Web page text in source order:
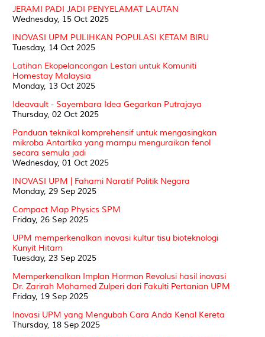
JERAMI PADI JADI PENYELAMAT LAUTAN
Wednesday, 15 Oct 2025
INOVASI UPM PULIHKAN POPULASI KETAM BIRU
Tuesday, 14 Oct 2025
Latihan Ekopelancongan Lestari untuk Komuniti
Homestay Malaysia
Monday, 13 Oct 2025
Ideavault - Sayembara Idea Gegarkan Putrajaya
Thursday, 02 Oct 2025
Panduan teknikal komprehensif untuk mengasingkan
mikroba Antartika yang mampu menguraikan fenol
secara semula jadi
Wednesday, 01 Oct 2025
INOVASI UPM | Fahami Naratif Politik Negara
Monday, 29 Sep 2025
Compact Map Physics SPM
Friday, 26 Sep 2025
UPM memperkenalkan inovasi kultur tisu bioteknologi
Kunyit Hitam
Tuesday, 23 Sep 2025
Memperkenalkan Implan Hormon Revolusi hasil inovasi
Dr. Zarirah Mohamed Zulperi dari Fakulti Pertanian UPM
Friday, 19 Sep 2025
Inovasi UPM yang Mengubah Cara Anda Kenal Kereta
Thursday, 18 Sep 2025